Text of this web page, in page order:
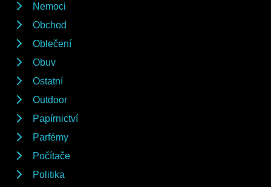
Nemoci
Obchod
Oblečení
Obuv
Ostatní
Outdoor
Papírnictví
Parfémy
Počítače
Politika